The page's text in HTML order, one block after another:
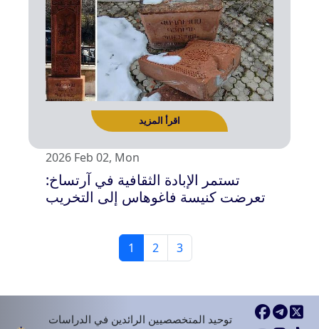
اقرأ المزيد
2026 Feb 02, Mon
تستمر الإبادة الثقافية في آرتساخ:
تعرضت كنيسة فاغوهاس إلى التخريب
1 2 3
توحيد المتخصصيين الرائدين في الدراسات